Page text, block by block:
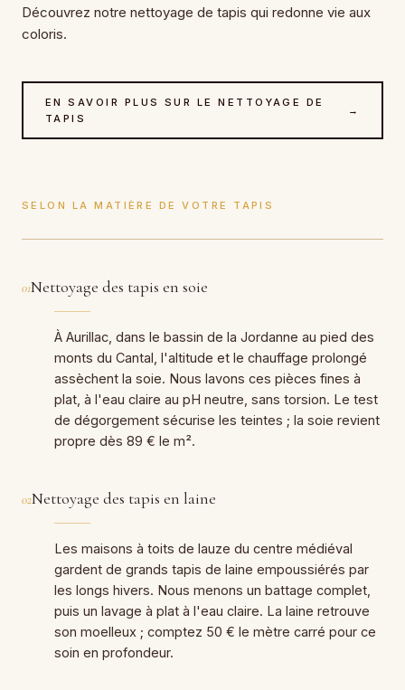
Découvrez notre nettoyage de tapis qui redonne vie aux
coloris.
EN SAVOIR PLUS SUR LE NETTOYAGE DE
TAPIS
→
SELON LA MATIÈRE DE VOTRE TAPIS
01Nettoyage des tapis en soie
À Aurillac, dans le bassin de la Jordanne au pied des
monts du Cantal, l'altitude et le chauffage prolongé
assèchent la soie. Nous lavons ces pièces fines à
plat, à l'eau claire au pH neutre, sans torsion. Le test
de dégorgement sécurise les teintes ; la soie revient
propre dès 89 € le m².
02Nettoyage des tapis en laine
Les maisons à toits de lauze du centre médiéval
gardent de grands tapis de laine empoussiérés par
les longs hivers. Nous menons un battage complet,
puis un lavage à plat à l'eau claire. La laine retrouve
son moelleux ; comptez 50 € le mètre carré pour ce
soin en profondeur.